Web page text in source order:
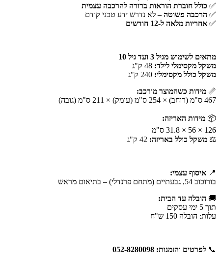
✅ כולל חוברת הוראות ברורה להרכבה עצמית
✅ הרכבה פשוטה – לא נדרש ידע טכני קודם
✅ אחריות מלאה ל-12 חודשים
מתאים לשימוש מגיל 3 ועד גיל 10
משקל מקסימלי לילד:
משקל כולל מקסימלי:
📏 מידות כשהמוצר מורכב:
467 ס"מ (רוחב) × 254 ס"מ (עומק) × 211 ס"מ (גובה)
📦 מידות האריזה:
126 × 56 × 31.8 ס"מ
⚖ משקל כולל באריזה:
📍 איסוף עצמי:
בורוכוב 54, גבעתיים (מתחם פרנדלי) – בתיאום מראש
🚚 הובלה עד הבית:
תוך 5 ימי עסקים
עלות: הובלה 150 ש"ח
📞 לפרטים והזמנות: 052-8280098